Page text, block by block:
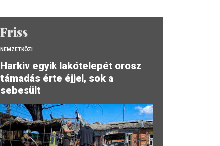
Friss
NEMZETKÖZI
Harkiv egyik lakótelepét orosz
támadás érte éjjel, sok a
sebesült